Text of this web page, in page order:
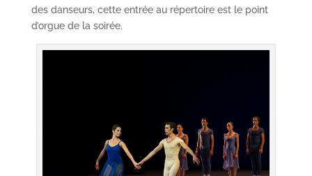
des danseurs, cette entrée au répertoire est le point
d’orgue de la soirée.